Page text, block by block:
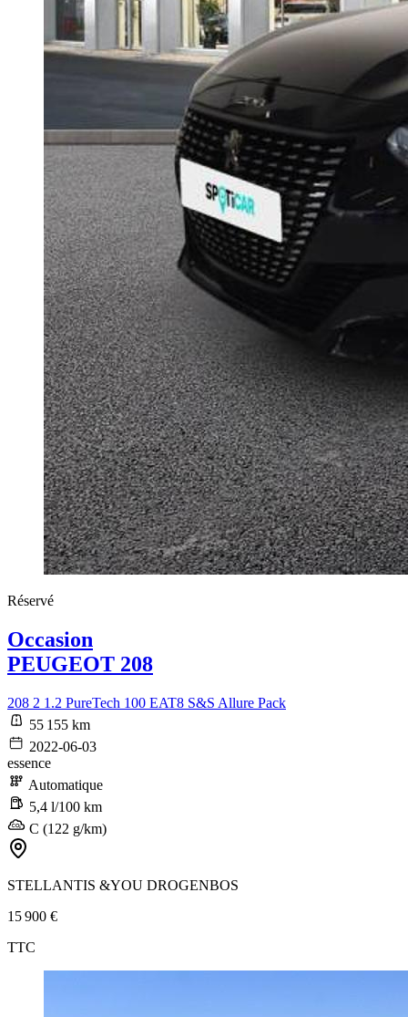
Réservé
Occasion
PEUGEOT 208
208 2 1.2 PureTech 100 EAT8 S&S Allure Pack
55 155 km
2022-06-03
essence
Automatique
5,4 l/100 km
C (122 g/km)
STELLANTIS &YOU DROGENBOS
15 900 €
TTC